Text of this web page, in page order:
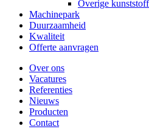
Overige
Machinepark
Duurzaamheid
Kwaliteit
Offerte aanvragen
Over ons
Vacatures
Referenties
Nieuws
Producten
Contact